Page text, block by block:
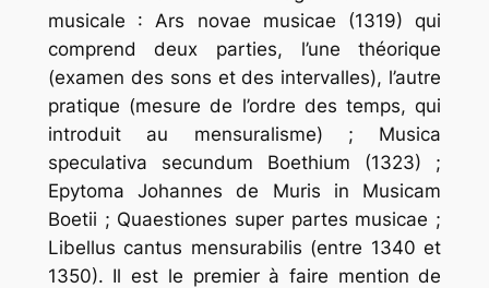
musicale : Ars novae musicae (1319) qui
comprend deux parties, l’une théorique
(examen des sons et des intervalles), l’autre
pratique (mesure de l’ordre des temps, qui
introduit au mensuralisme) ; Musica
speculativa secundum Boethium (1323) ;
Epytoma Johannes de Muris in Musicam
Boetii ; Quaestiones super partes musicae ;
Libellus cantus mensurabilis (entre 1340 et
1350). Il est le premier à faire mention de